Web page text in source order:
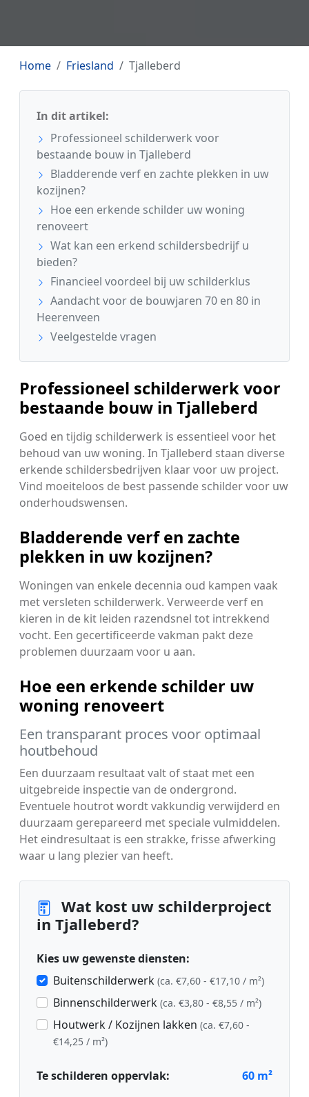
Home Friesland Tjalleberd
In dit artikel:
Professioneel schilderwerk voor
bestaande bouw in Tjalleberd
Bladderende verf en zachte plekken in uw
kozijnen?
Hoe een erkende schilder uw woning
renoveert
Wat kan een erkend schildersbedrijf u
bieden?
Financieel voordeel bij uw schilderklus
Aandacht voor de bouwjaren 70 en 80 in
Heerenveen
Veelgestelde vragen
Professioneel schilderwerk voor
bestaande bouw in Tjalleberd
Goed en tijdig schilderwerk is essentieel voor het
behoud van uw woning. In Tjalleberd staan diverse
erkende schildersbedrijven klaar voor uw project.
Vind moeiteloos de best passende schilder voor uw
onderhoudswensen.
Bladderende verf en zachte
plekken in uw kozijnen?
Woningen van enkele decennia oud kampen vaak
met versleten schilderwerk. Verweerde verf en
kieren in de kit leiden razendsnel tot intrekkend
vocht. Een gecertificeerde vakman pakt deze
problemen duurzaam voor u aan.
Hoe een erkende schilder uw
woning renoveert
Een transparant proces voor optimaal
houtbehoud
Een duurzaam resultaat valt of staat met een
uitgebreide inspectie van de ondergrond.
Eventuele houtrot wordt vakkundig verwijderd en
duurzaam gerepareerd met speciale vulmiddelen.
Het eindresultaat is een strakke, frisse afwerking
waar u lang plezier van heeft.
Wat kost uw schilderproject
in Tjalleberd?
Kies uw gewenste diensten:
Buitenschilderwerk (ca. €7,60 - €17,10 / m²)
Binnenschilderwerk (ca. €3,80 - €8,55 / m²)
Houtwerk / Kozijnen lakken (ca. €7,60 -
€14,25 / m²)
Te schilderen oppervlak: 60 m²